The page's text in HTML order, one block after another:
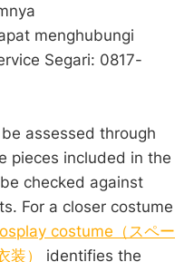
menghubungi
Segari: 0817-
assessed through
pieces included in the
checked against
For a closer costume
costume（スペー
）
identifies the